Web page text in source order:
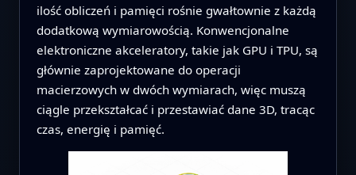
ilość obliczeń i pamięci rośnie gwałtownie z każdą
dodatkową wymiarowością. Konwencjonalne
elektroniczne akceleratory, takie jak GPU i TPU, są
głównie zaprojektowane do operacji
macierzowych w dwóch wymiarach, więc muszą
ciągle przekształcać i przestawiać dane 3D, tracąc
czas, energię i pamięć.